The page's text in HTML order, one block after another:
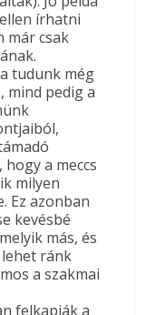
írhatni
már csak
tudunk még
mind pedig a
a meccs
milyen
Ez azonban
kevésbé
más, és
ránk
a szakmai
felkapják a